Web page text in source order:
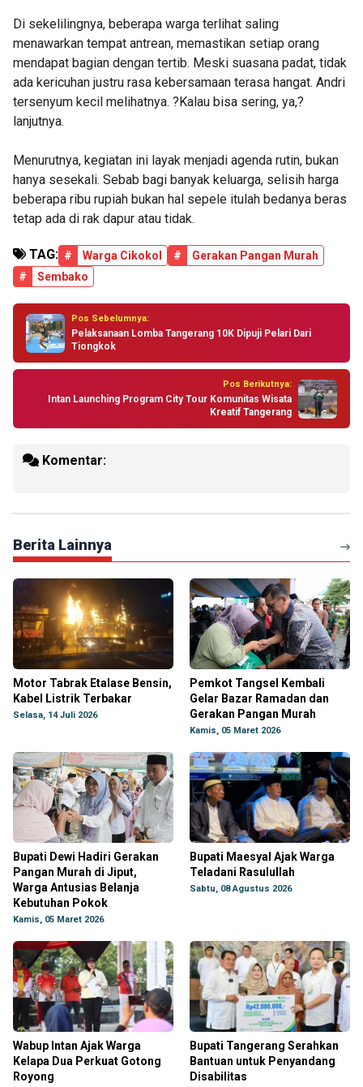
Di sekelilingnya, beberapa warga terlihat saling
menawarkan tempat antrean, memastikan setiap orang
mendapat bagian dengan tertib. Meski suasana padat, tidak
ada kericuhan justru rasa kebersamaan terasa hangat. Andri
tersenyum kecil melihatnya. ?Kalau bisa sering, ya,?
lanjutnya.
Menurutnya, kegiatan ini layak menjadi agenda rutin, bukan
hanya sesekali. Sebab bagi banyak keluarga, selisih harga
beberapa ribu rupiah bukan hal sepele itulah bedanya beras
tetap ada di rak dapur atau tidak.
TAG: # Warga Cikokol #
Gerakan Pangan Murah
#
Sembako
Pos Sebelumnya:
Pelaksanaan Lomba Tangerang 10K Dipuji Pelari Dari
Tiongkok
Pos Berikutnya:
Intan Launching Program City Tour Komunitas Wisata
Kreatif Tangerang
Komentar:
Berita Lainnya
Motor Tabrak Etalase Bensin,
Kabel Listrik Terbakar
Selasa, 14 Juli 2026
Pemkot Tangsel Kembali
Gelar Bazar Ramadan dan
Gerakan Pangan Murah
Kamis, 05 Maret 2026
Bupati Dewi Hadiri Gerakan
Pangan Murah di Jiput,
Warga Antusias Belanja
Kebutuhan Pokok
Kamis, 05 Maret 2026
Bupati Maesyal Ajak Warga
Teladani Rasulullah
Sabtu, 08 Agustus 2026
Wabup Intan Ajak Warga
Kelapa Dua Perkuat Gotong
Royong
Bupati Tangerang Serahkan
Bantuan untuk Penyandang
Disabilitas